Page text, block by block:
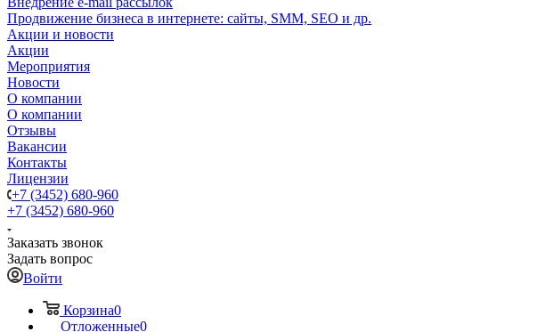
Продвижение бизнеса в интернете: сайты, SMM, SEO и др.
Акции и новости
Акции
Мероприятия
Новости
О компании
О компании
Отзывы
Вакансии
Контакты
Лицензии
+7 (3452) 680-960
+7 (3452) 680-960
Заказать звонок
Задать вопрос
Войти
Корзина0
Отложенные0